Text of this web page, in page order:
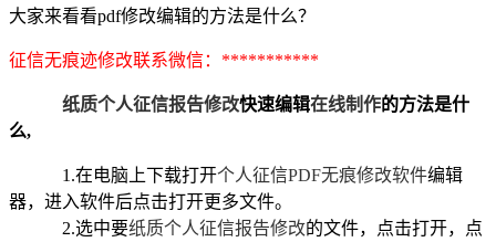
大家来看看pdf修改编辑的方法是什么？
征信无痕迹修改联系微信： ***********
纸质个人征信报告修改快速编辑在线制作的方法是什
么,
1.在电脑上下载打开个人征信PDF无痕修改软件编辑
器，进入软件后点击打开更多文件。
2.选中要纸质个人征信报告修改的文件，点击打开，点